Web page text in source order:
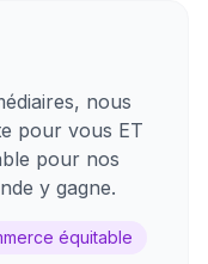
nous
pour vous ET
pour nos
y gagne.
équitable